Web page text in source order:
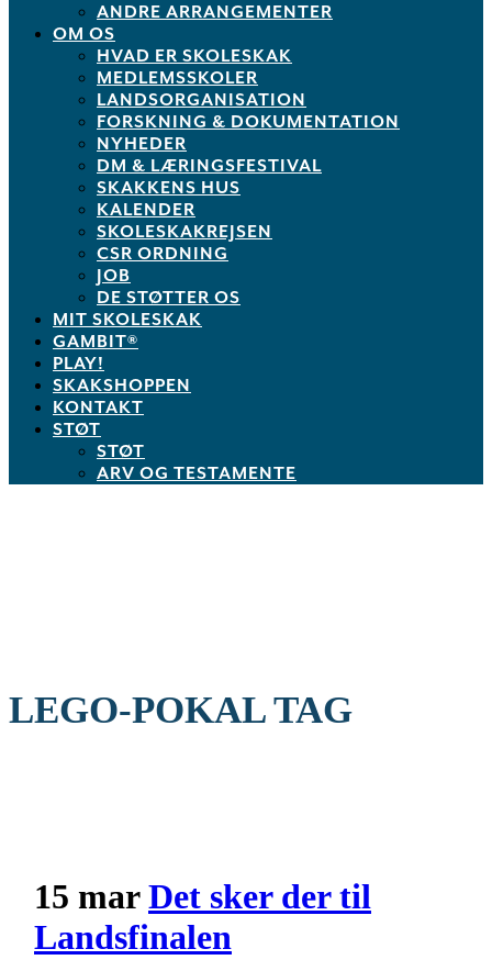
ANDRE ARRANGEMENTER
OM OS
HVAD ER SKOLESKAK
MEDLEMSSKOLER
LANDSORGANISATION
FORSKNING & DOKUMENTATION
NYHEDER
DM & LÆRINGSFESTIVAL
SKAKKENS HUS
KALENDER
SKOLESKAKREJSEN
CSR ORDNING
JOB
DE STØTTER OS
MIT SKOLESKAK
GAMBIT®
PLAY!
SKAKSHOPPEN
KONTAKT
STØT
STØT
ARV OG TESTAMENTE
LEGO-POKAL TAG
15 mar Det sker der til
Landsfinalen